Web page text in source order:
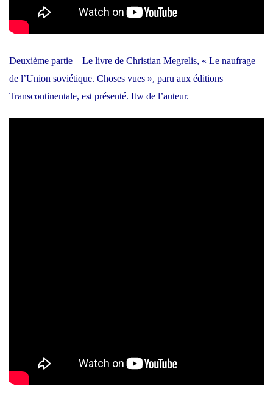
Deuxième partie – Le livre de Christian Megrelis, « Le naufrage
de l’Union soviétique. Choses vues », paru aux éditions
Transcontinentale, est présenté. Itw de l’auteur.